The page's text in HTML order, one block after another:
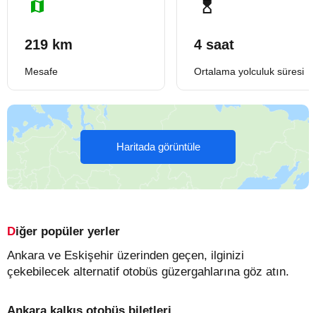
219 km
Mesafe
4 saat
Ortalama yolculuk süresi
Haritada görüntüle
Diğer popüler yerler
Ankara ve Eskişehir üzerinden geçen, ilginizi
çekebilecek alternatif otobüs güzergahlarına göz atın.